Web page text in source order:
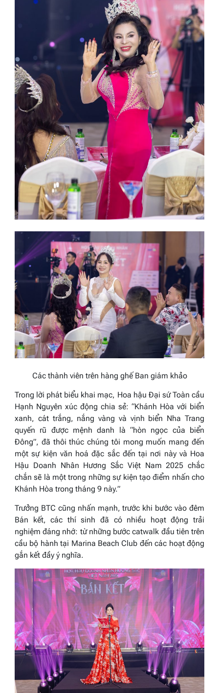
Các thành viên trên hàng ghế Ban giám khảo
Trong lời phát biểu khai mạc, Hoa hậu Đại sứ Toàn cầu
Hạnh Nguyên xúc động chia sẻ: “Khánh Hòa với biển
xanh, cát trắng, nắng vàng và vịnh biển Nha Trang
quyến rũ được mệnh danh là “hòn ngọc của biển
Đông”, đã thôi thúc chúng tôi mong muốn mang đến
một sự kiện văn hoá đặc sắc đến tại nơi này và Hoa
Hậu Doanh Nhân Hương Sắc Việt Nam 2025 chắc
chắn sẽ là một trong những sự kiện tạo điểm nhấn cho
Khánh Hòa trong tháng 9 này.”
Trưởng BTC cũng nhấn mạnh, trước khi bước vào đêm
Bán kết, các thí sinh đã có nhiều hoạt động trải
nghiệm đáng nhớ: từ những bước catwalk đầu tiên trên
cầu bộ hành tại Marina Beach Club đến các hoạt động
gắn kết đầy ý nghĩa.